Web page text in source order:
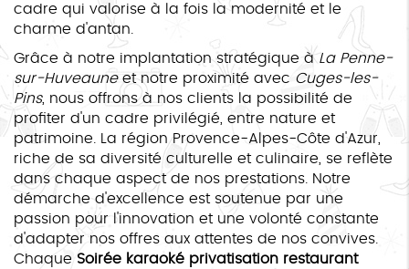
cadre qui valorise à la fois la modernité et le
charme d'antan.
Grâce à notre implantation stratégique àLa Penne-
sur-Huveauneet notre proximité avec Cuges-les-
Pins, nous offrons à nos clients la possibilité de
profiter d'un cadre privilégié, entre nature et
patrimoine. La région Provence-Alpes-Côte d'Azur,
riche de sa diversité culturelle et culinaire, se reflète
dans chaque aspect de nos prestations. Notre
démarche d'excellence est soutenue par une
passion pour l'innovation et une volonté constante
d'adapter nos offres aux attentes de nos convives.
Chaque Soirée karaoké privatisation restaurant